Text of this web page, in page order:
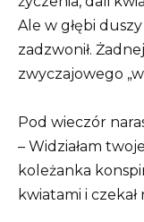
Ale w głębi
zadzwonił.
zwyczajowego
Pod wieczór
– Widziałam
koleżanka
kwiatami i